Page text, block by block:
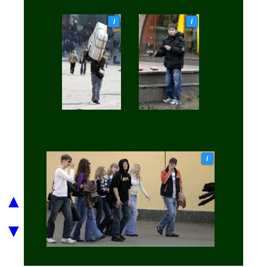
i i
i
▲
▼